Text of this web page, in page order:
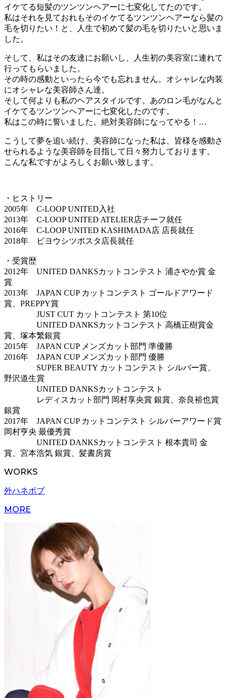
イケてる短髪のツンツンヘアーに七変化してたのです。
私はそれを見ておれもそのイケてるツンツンヘアーなら髪の
毛を切りたい！と、人生で初めて髪の毛を切りたいと思いま
した。
そして、私はその友達にお願いし、人生初の美容室に連れて
行ってもらいました。
その時の感動といったら今でも忘れません。オシャレな内装
にオシャレな美容師さん達。
そして何よりも私のヘアスタイルです。あのロン毛がなんと
イケてるツンツンヘアーに七変化したのです。
私はこの時に誓いました。絶対美容師になってやる！…
こうして夢を追い続け、美容師になった私は、皆様を感動さ
せられるような美容師を目指して日々努力しております。
こんな私ですがよろしくお願い致します。
・ヒストリー
2005年 C-LOOP UNITED入社
2013年 C-LOOP UNITED ATELIER店チーフ就任
2016年 C-LOOP UNITED KASHIMADA店 店長就任
2018年 ビヨウシツポスタ店長就任
・受賞歴
2012年 UNITED DANKSカットコンテスト 浦さやか賞 金
賞
2013年 JAPAN CUP カットコンテスト ゴールドアワード
賞、PREPPY賞
JUST CUT カットコンテスト 第10位
UNITED DANKSカットコンテスト 高橋正樹賞金
賞、塚本繁銀賞
2015年 JAPAN CUP メンズカット部門 準優勝
2016年 JAPAN CUP メンズカット部門 優勝
SUPER BEAUTY カットコンテスト シルバー賞、
野沢道生賞
UNITED DANKSカットコンテスト
レディスカット部門 岡村享央賞 銀賞、奈良裕也賞
銀賞
2017年 JAPAN CUP カットコンテスト シルバーアワード賞
岡村亨央 最優秀賞
UNITED DANKSカットコンテスト 根本貴司 金
賞、宮本浩気 銀賞、髪書房賞
WORKS
外ハネボブ
MORE